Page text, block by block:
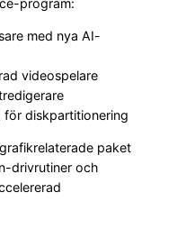
program:
med nya AI-
videospelare
för diskpartitionering
paket
drivrutiner och